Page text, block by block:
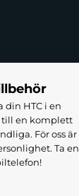
din HTC i en
till en komplett
För oss är
Ta en